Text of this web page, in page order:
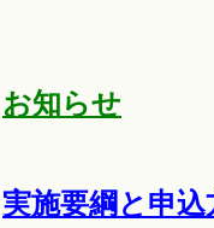
お知らせ
実施要綱と申込